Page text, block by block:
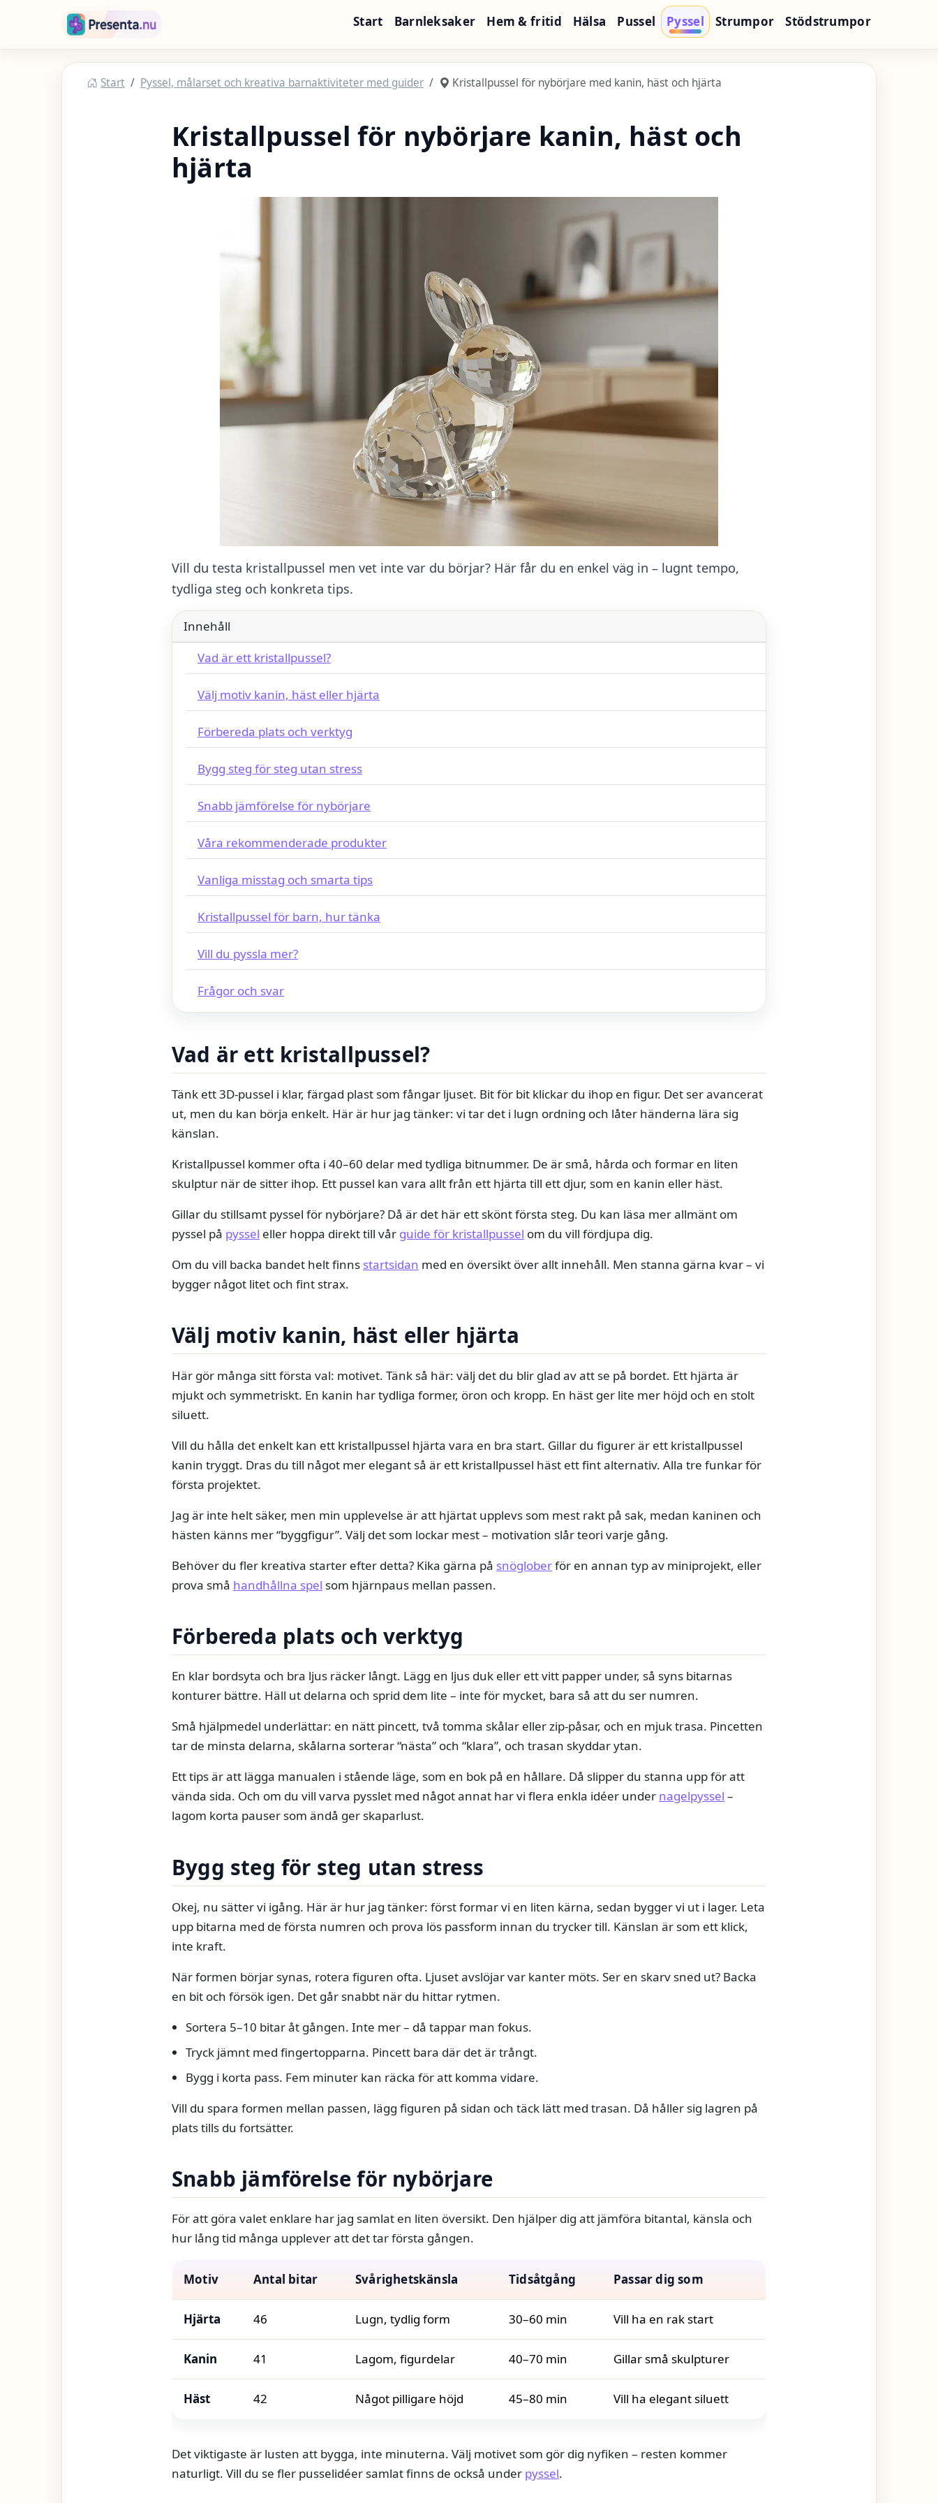
Hoppa till huvudinnehåll
Presenta
Start Barnleksaker Hem & fritid Hälsa Pussel Pyssel Strumpor Stödstrumpor
Start Pyssel, målarset och kreativa barnaktiviteter med guider Kristallpussel för nybörjare med kanin, häst och hjärta
Kristallpussel för nybörjare kanin, häst och
hjärta
Vill du testa kristallpussel men vet inte var du börjar? Här får du en enkel väg in – lugnt tempo,
tydliga steg och konkreta tips.
Innehåll
Vad är ett kristallpussel?
Välj motiv kanin, häst eller hjärta
Förbereda plats och verktyg
Bygg steg för steg utan stress
Snabb jämförelse för nybörjare
Våra rekommenderade produkter
Vanliga misstag och smarta tips
Kristallpussel för barn, hur tänka
Vill du pyssla mer?
Frågor och svar
Vad är ett kristallpussel?
Tänk ett 3D-pussel i klar, färgad plast som fångar ljuset. Bit för bit klickar du ihop en figur. Det ser avancerat
ut, men du kan börja enkelt. Här är hur jag tänker: vi tar det i lugn ordning och låter händerna lära sig
känslan.
Kristallpussel kommer ofta i 40–60 delar med tydliga bitnummer. De är små, hårda och formar en liten
skulptur när de sitter ihop. Ett pussel kan vara allt från ett hjärta till ett djur, som en kanin eller häst.
Gillar du stillsamt pyssel för nybörjare? Då är det här ett skönt första steg. Du kan läsa mer allmänt om
pyssel på pyssel eller hoppa direkt till vår guide för kristallpussel om du vill fördjupa dig.
Om du vill backa bandet helt finns startsidan med en översikt över allt innehåll. Men stanna gärna kvar – vi
bygger något litet och fint strax.
Välj motiv kanin, häst eller hjärta
Här gör många sitt första val: motivet. Tänk så här: välj det du blir glad av att se på bordet. Ett hjärta är
mjukt och symmetriskt. En kanin har tydliga former, öron och kropp. En häst ger lite mer höjd och en stolt
siluett.
Vill du hålla det enkelt kan ett kristallpussel hjärta vara en bra start. Gillar du figurer är ett kristallpussel
kanin tryggt. Dras du till något mer elegant så är ett kristallpussel häst ett fint alternativ. Alla tre funkar för
första projektet.
Jag är inte helt säker, men min upplevelse är att hjärtat upplevs som mest rakt på sak, medan kaninen och
hästen känns mer “byggfigur”. Välj det som lockar mest – motivation slår teori varje gång.
Behöver du fler kreativa starter efter detta? Kika gärna på snögloberför en annan typ av miniprojekt, eller
prova små handhållna spel som hjärnpaus mellan passen.
Förbereda plats och verktyg
En klar bordsyta och bra ljus räcker långt. Lägg en ljus duk eller ett vitt papper under, så syns bitarnas
konturer bättre. Häll ut delarna och sprid dem lite – inte för mycket, bara så att du ser numren.
Små hjälpmedel underlättar: en nätt pincett, två tomma skålar eller zip-påsar, och en mjuk trasa. Pincetten
tar de minsta delarna, skålarna sorterar “nästa” och “klara”, och trasan skyddar ytan.
Ett tips är att lägga manualen i stående läge, som en bok på en hållare. Då slipper du stanna upp för att
vända sida. Och om du vill varva pysslet med något annat har vi flera enkla idéer under nagelpyssel –
lagom korta pauser som ändå ger skaparlust.
Bygg steg för steg utan stress
Okej, nu sätter vi igång. Här är hur jag tänker: först formar vi en liten kärna, sedan bygger vi ut i lager. Leta
upp bitarna med de första numren och prova lös passform innan du trycker till. Känslan är som ett klick,
inte kraft.
När formen börjar synas, rotera figuren ofta. Ljuset avslöjar var kanter möts. Ser en skarv sned ut? Backa
en bit och försök igen. Det går snabbt när du hittar rytmen.
Sortera 5–10 bitar åt gången. Inte mer – då tappar man fokus.
Tryck jämnt med fingertopparna. Pincett bara där det är trångt.
Bygg i korta pass. Fem minuter kan räcka för att komma vidare.
Vill du spara formen mellan passen, lägg figuren på sidan och täck lätt med trasan. Då håller sig lagren på
plats tills du fortsätter.
Snabb jämförelse för nybörjare
För att göra valet enklare har jag samlat en liten översikt. Den hjälper dig att jämföra bitantal, känsla och
hur lång tid många upplever att det tar första gången.
Motiv Antal bitar Svårighetskänsla Tidsåtgång Passar dig som
Hjärta 46 Lugn, tydlig form 30–60 min Vill ha en rak start
Kanin 41 Lagom, figurdelar 40–70 min Gillar små skulpturer
Häst 42 Något pilligare höjd 45–80 min Vill ha elegant siluett
Det viktigaste är lusten att bygga, inte minuterna. Välj motivet som gör dig nyfiken – resten kommer
naturligt. Vill du se fler pusselidéer samlat finns de också under pyssel.